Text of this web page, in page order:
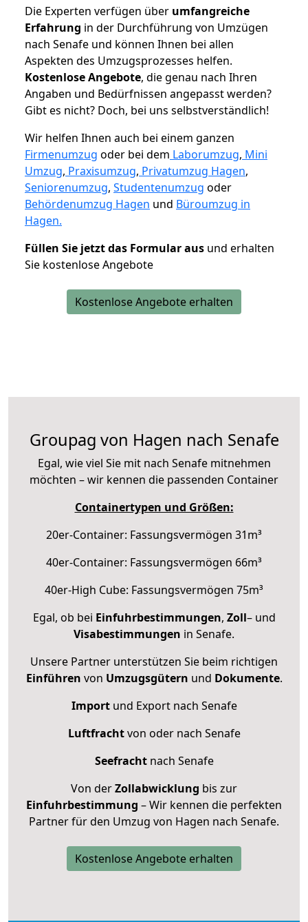
Die Experten verfügen über umfangreiche
Erfahrung in der Durchführung von Umzügen
nach Senafe und können Ihnen bei allen
Aspekten des Umzugsprozesses helfen.
Kostenlose Angebote, die genau nach Ihren
Angaben und Bedürfnissen angepasst werden?
Gibt es nicht? Doch, bei uns selbstverständlich!
Wir helfen Ihnen auch bei einem ganzen
Firmenumzug oder bei dem Laborumzug, Mini
Umzug, Praxisumzug, Privatumzug Hagen,
Seniorenumzug, Studentenumzug oder
Behördenumzug Hagen und Büroumzug in
Hagen.
Füllen Sie jetzt das Formular aus und erhalten
Sie kostenlose Angebote
Kostenlose Angebote erhalten
Groupag von Hagen nach Senafe
Egal, wie viel Sie mit nach Senafe mitnehmen
möchten – wir kennen die passenden Container
Containertypen und Größen:
20er-Container: Fassungsvermögen 31m³
40er-Container: Fassungsvermögen 66m³
40er-High Cube: Fassungsvermögen 75m³
Egal, ob bei Einfuhrbestimmungen, Zoll– und
Visabestimmungen in Senafe.
Unsere Partner unterstützen Sie beim richtigen
Einführen von Umzugsgütern und Dokumente.
Importund Export nach Senafe
Luftfrachtvon oder nach Senafe
Seefrachtnach Senafe
Von derZollabwicklung bis zur
Einfuhrbestimmung – Wir kennen die perfekten
Partner für den Umzug von Hagen nach Senafe.
Kostenlose Angebote erhalten